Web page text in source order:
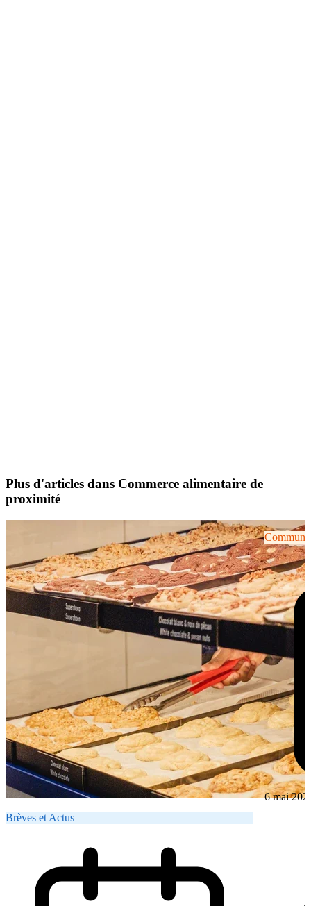
Plus d'articles dans Commerce alimentaire de
proximité
Brèves et Actus
6 mai